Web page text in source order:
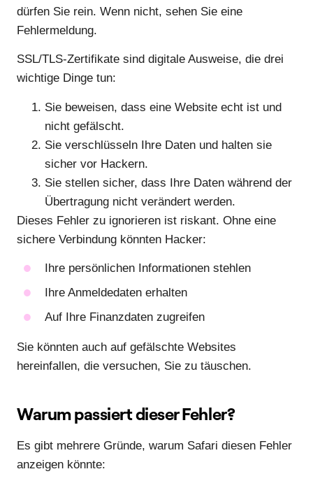
dürfen Sie rein. Wenn nicht, sehen Sie eine
Fehlermeldung.
SSL/TLS-Zertifikate sind digitale Ausweise, die drei
wichtige Dinge tun:
Sie beweisen, dass eine Website echt ist und
nicht gefälscht.
Sie verschlüsseln Ihre Daten und halten sie
sicher vor Hackern.
Sie stellen sicher, dass Ihre Daten während der
Übertragung nicht verändert werden.
Dieses Fehler zu ignorieren ist riskant. Ohne eine
sichere Verbindung könnten Hacker:
Ihre persönlichen Informationen stehlen
Ihre Anmeldedaten erhalten
Auf Ihre Finanzdaten zugreifen
Sie könnten auch auf gefälschte Websites
hereinfallen, die versuchen, Sie zu täuschen.
Warum passiert dieser Fehler?
Es gibt mehrere Gründe, warum Safari diesen Fehler
anzeigen könnte: